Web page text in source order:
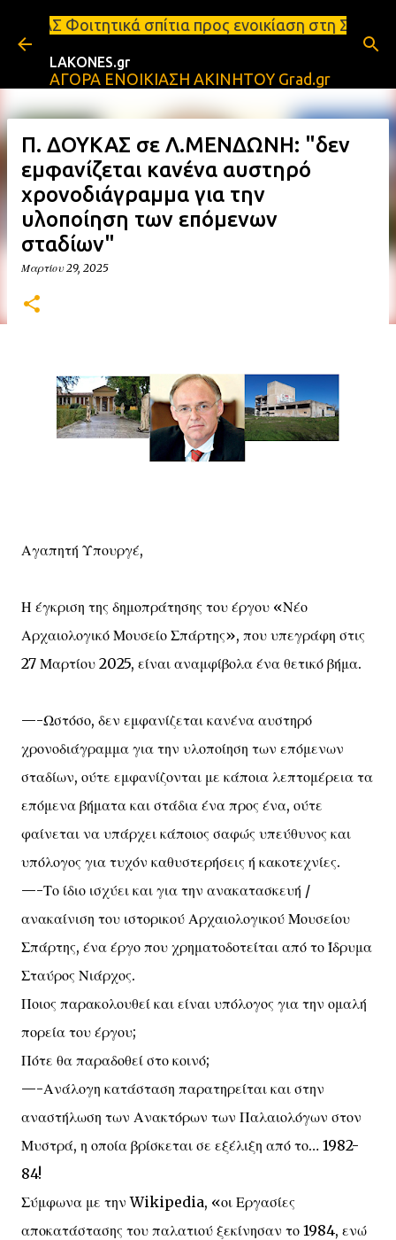
Μετάβαση στο κύριο περιεχόμενο
σπίτια προς ενοικίαση στη Σπάρτη
LAKONES.gr
ΑΓΟΡΑ ΕΝΟΙΚΙΑΣΗ ΑΚΙΝΗΤΟΥ Grad.gr
Π. ΔΟΥΚΑΣ σε Λ.ΜΕΝΔΩΝΗ: "δεν
εμφανίζεται κανένα αυστηρό
χρονοδιάγραμμα για την
υλοποίηση των επόμενων
σταδίων"
Μαρτίου 29, 2025
Αγαπητή Υπουργέ,
Η έγκριση της δημοπράτησης του έργου «Νέο
Αρχαιολογικό Μουσείο Σπάρτης», που υπεγράφη στις
27 Μαρτίου 2025, είναι αναμφίβολα ένα θετικό βήμα.
—-Ωστόσο, δεν εμφανίζεται κανένα αυστηρό
χρονοδιάγραμμα για την υλοποίηση των επόμενων
σταδίων, ούτε εμφανίζονται με κάποια λεπτομέρεια τα
επόμενα βήματα και στάδια ένα προς ένα, ούτε
φαίνεται να υπάρχει κάποιος σαφώς υπεύθυνος και
υπόλογος για τυχόν καθυστερήσεις ή κακοτεχνίες.
—-Το ίδιο ισχύει και για την ανακατασκευή /
ανακαίνιση του ιστορικού Αρχαιολογικού Μουσείου
Σπάρτης, ένα έργο που χρηματοδοτείται από το Ίδρυμα
Σταύρος Νιάρχος.
Ποιος παρακολουθεί και είναι υπόλογος για την ομαλή
πορεία του έργου;
Πότε θα παραδοθεί στο κοινό;
—-Ανάλογη κατάσταση παρατηρείται και στην
αναστήλωση των Ανακτόρων των Παλαιολόγων στον
Μυστρά, η οποία βρίσκεται σε εξέλιξη από το… 1982-
84!
Σύμφωνα με την Wikipedia, «οι Εργασίες
αποκατάστασης του παλατιού ξεκίνησαν το 1984, ενώ